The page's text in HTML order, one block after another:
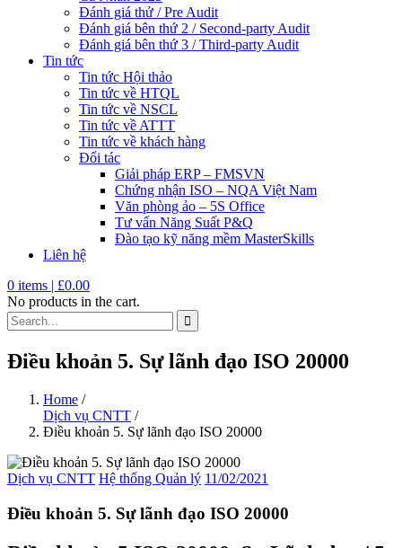
Đánh giá thử / Pre Audit
Đánh giá bên thứ 2 / Second-party Audit
Đánh giá bên thứ 3 / Third-party Audit
Tin tức
Tin tức Hội thảo
Tin tức về HTQL
Tin tức về NSCL
Tin tức về ATTT
Tin tức về khách hàng
Đối tác
Giải pháp ERP – FMSVN
Chứng nhận ISO – NQA Việt Nam
Văn phòng ảo – 5S Office
Tư vấn Năng Suất P&Q
Đào tạo kỹ năng mềm MasterSkills
Liên hệ
0 items | £0.00
No products in the cart.
Điều khoản 5. Sự lãnh đạo ISO 20000
Home /
Dịch vụ CNTT /
Điều khoản 5. Sự lãnh đạo ISO 20000
Dịch vụ CNTT Hệ thống Quản lý 11/02/2021
Điều khoản 5. Sự lãnh đạo ISO 20000